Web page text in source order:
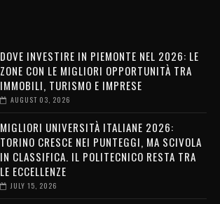
DOVE INVESTIRE IN PIEMONTE NEL 2026: LE
ZONE CON LE MIGLIORI OPPORTUNITÀ TRA
IMMOBILI, TURISMO E IMPRESE
AUGUST 03, 2026
MIGLIORI UNIVERSITÀ ITALIANE 2026:
TORINO CRESCE NEI PUNTEGGI, MA SCIVOLA
IN CLASSIFICA. IL POLITECNICO RESTA TRA
LE ECCELLENZE
JULY 15, 2026